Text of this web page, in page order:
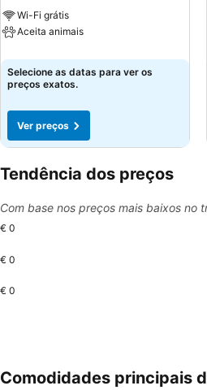
Wi-Fi grátis
Aceita animais
Selecione as datas para ver os
preços exatos.
Ver preços
Tendência dos preços
Com base nos preços mais baixos no
€ 0
€ 0
€ 0
Comodidades principais